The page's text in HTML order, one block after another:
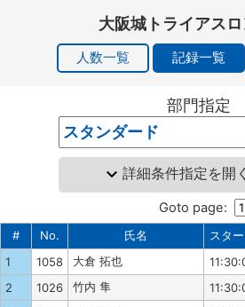
大阪城トライアス
人数一覧 記録一覧
部門指定
詳細条件指定を開く
Goto page:
# No. 氏名 スター
1
1058 大倉 拓也
2
1026 竹内 隼